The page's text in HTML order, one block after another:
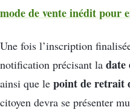
mode de vente inédit pour
Une fois l’inscription
notification précisant la date
ainsi que le point de retrait
citoyen devra se présenter